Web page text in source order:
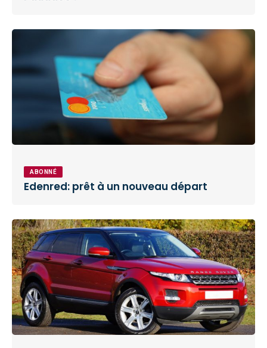
ABONNÉ
Edenred: prêt à un nouveau départ